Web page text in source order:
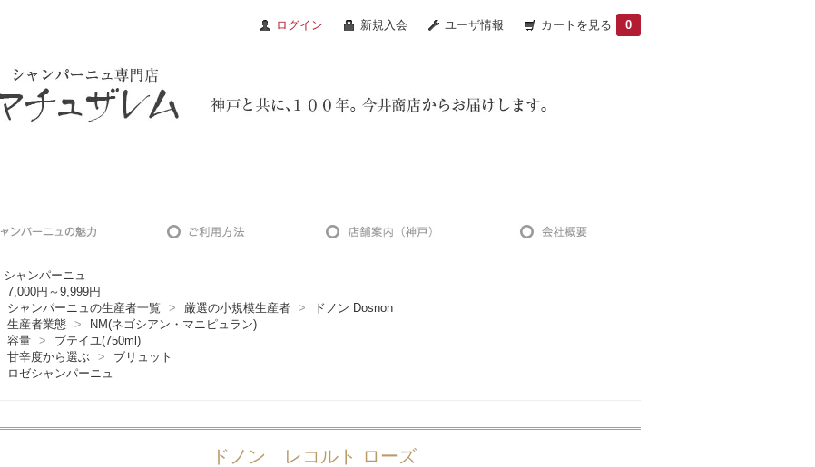
ログイン 新規入会 ユーザ情報 カートを見る 0
シャンパーニュ
7,000円～9,999円
シャンパーニュの生産者一覧 > 厳選の小規模生産者 >
ドノン Dosnon
生産者業態 >
NM(ネゴシアン・マニピュラン)
容量 >
ブテイユ(750ml)
甘辛度から選ぶ >
ブリュット
ロゼシャンパーニュ
ドノン レコルト ローズ